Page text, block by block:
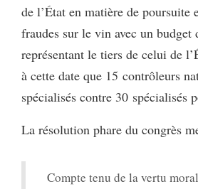
de l’État en matière de poursuite
fraudes sur le vin avec un budget
représentant le tiers de celui de
à cette date que 15 contrôleurs
spécialisés contre 30 spécialisés
La résolution phare du congrès
Compte tenu de la vertu